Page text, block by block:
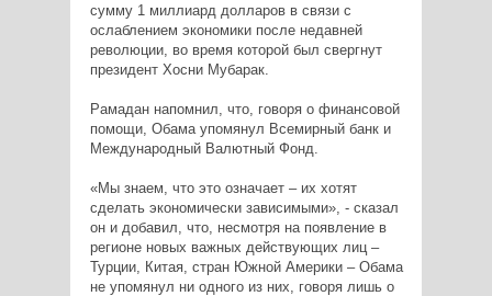
сумму 1 миллиард долларов в связи с
ослаблением экономики после недавней
революции, во время которой был свергнут
президент Хосни Мубарак.
Рамадан напомнил, что, говоря о финансовой
помощи, Обама упомянул Всемирный банк и
Международный Валютный Фонд.
«Мы знаем, что это означает – их хотят
сделать экономически зависимыми», - сказал
он и добавил, что, несмотря на появление в
регионе новых важных действующих лиц –
Турции, Китая, стран Южной Америки – Обама
не упомянул ни одного из них, говоря лишь о